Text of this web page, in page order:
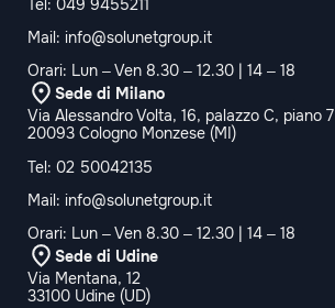
Mail: info@solunetgroup.it
Orari: Lun – Ven 8.30 – 12.30 | 14 – 18
Sede di Milano
Via Alessandro Volta, 16, palazzo C, piano 7
20093 Cologno Monzese (MI)
Tel: 02 50042135
Mail: info@solunetgroup.it
Orari: Lun – Ven 8.30 – 12.30 | 14 – 18
Sede di Udine
Via Mentana, 12
33100 Udine (UD)